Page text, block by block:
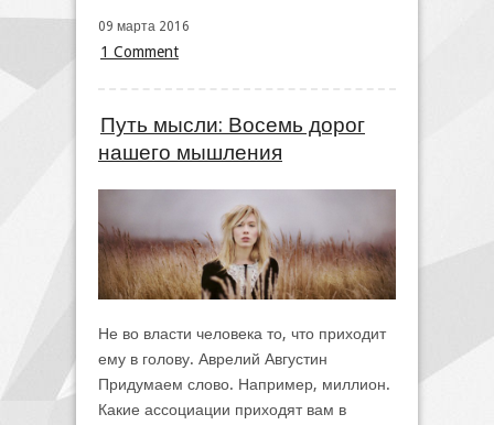
09 марта 2016
1 Comment
Путь мысли: Восемь дорог
нашего мышления
Не во власти человека то, что приходит
ему в голову. Аврелий Августин
Придумаем слово. Например, миллион.
Какие ассоциации приходят вам в